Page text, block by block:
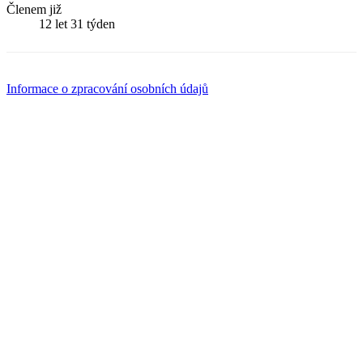
Členem již
12 let 31 týden
Informace o zpracování osobních údajů